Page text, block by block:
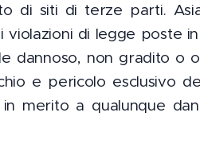
di siti di terze parti.
di legge poste
dannoso, non gradito o
e pericolo esclusivo
merito a qualunque